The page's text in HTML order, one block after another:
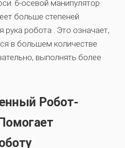
6-осевой манипулятор
больше степеней
рука робота
. Это означает,
в большем количестве
выполнять более
Робот-